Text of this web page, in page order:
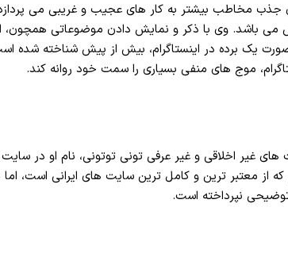
جذب مخاطب بیشتر به کار های عجیب و غریبی می
می باشد. وی با ذکر و نمایش دادن موضوعاتی همچون،
یک برده در اینستاگرام، بیش از پیش شناخته شده
موج های منفی بسیاری را سمت خود روانه کند.
های غیر اخلاقی و غیر عرفی تونی توتونی، نام او در
از معتبر ترین و کامل ترین سایت های ایرانی است،
نپرداخته است.